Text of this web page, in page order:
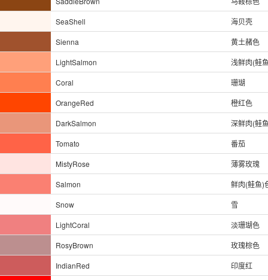
SeaShell
海贝壳
Sienna
黄土赭色
LightSalmon
浅鲜肉(鲑
Coral
珊瑚
OrangeRed
橙红色
DarkSalmon
深鲜肉(鲑
Tomato
番茄
MistyRose
薄雾玫瑰
Salmon
鲜肉(鲑鱼)
Snow
雪
LightCoral
淡珊瑚色
RosyBrown
玫瑰棕色
IndianRed
印度红